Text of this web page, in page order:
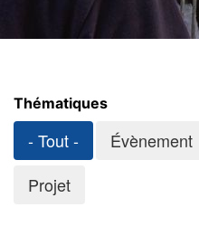
Thématiques
- Tout - Évènement
Projet